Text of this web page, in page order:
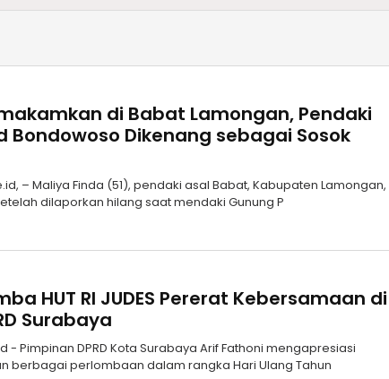
di Babat Lamongan, Pendaki
Bondowoso Dikenang sebagai Sosok
– Maliya Finda (51), pendaki asal Babat, Kabupaten Lamongan,
dilaporkan hilang saat mendaki Gunung P
HUT RI JUDES Pererat Kebersamaan di
Surabaya
- Pimpinan DPRD Kota Surabaya Arif Fathoni mengapresiasi
berbagai perlombaan dalam rangka Hari Ulang Tahun